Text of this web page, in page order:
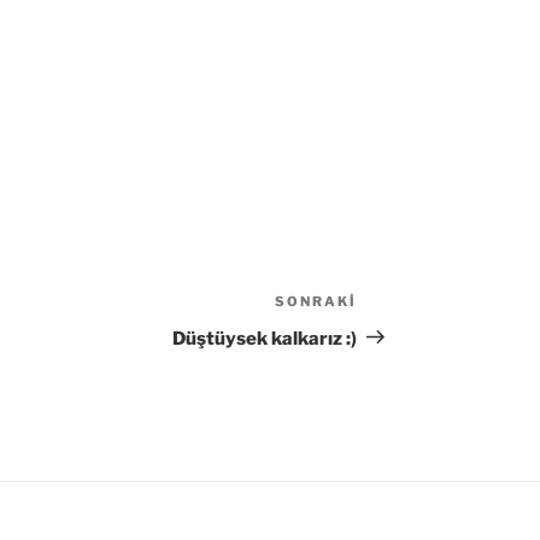
Yazı
SONRAKI
Düştüysek kalkarız :)